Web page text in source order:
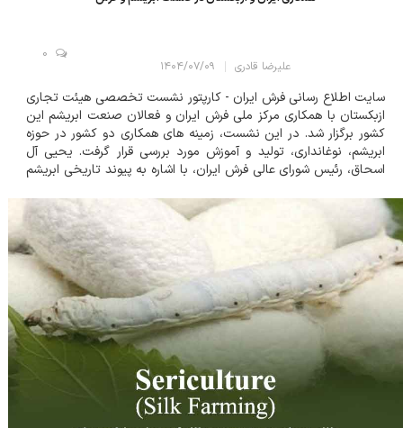
علیرضا قادری ۱۴۰۴/۰۷/۰۹
0
سایت اطلاع رسانی فرش ایران - کارپتور نشست تخصصی هیئت تجاری
ازبکستان با همکاری مرکز ملی فرش ایران و فعالان صنعت ابریشم این
کشور برگزار شد. در این نشست، زمینه های همکاری دو کشور در حوزه
ابریشم، نوغانداری، تولید و آموزش مورد بررسی قرار گرفت. یحیی آل
اسحاق، رئیس شورای عالی فرش ایران، با اشاره به پیوند تاریخی ابریشم
بوده است و رواب...